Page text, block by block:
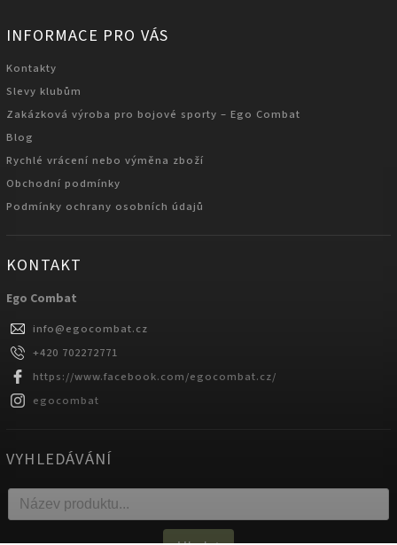
INFORMACE PRO VÁS
Kontakty
Slevy klubům
Zakázková výroba pro bojové sporty – Ego Combat
Blog
Rychlé vrácení nebo výměna zboží
Obchodní podmínky
Podmínky ochrany osobních údajů
KONTAKT
Ego Combat
info@egocombat.cz
+420 702272771
https://www.facebook.com/egocombat.cz/
egocombat
VYHLEDÁVÁNÍ